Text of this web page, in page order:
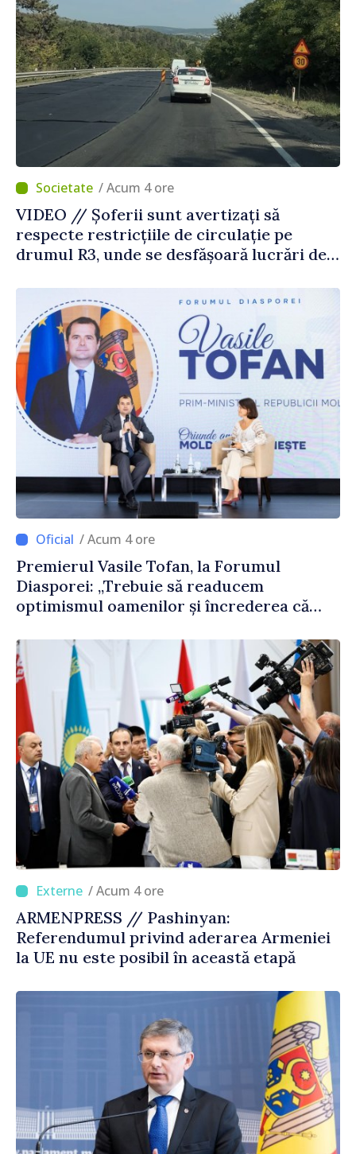
/ Acum 4 ore
VIDEO // Șoferii sunt avertizați să
respecte restricțiile de circulație pe
drumul R3, unde se desfășoară lucrări de
/ Acum 4 ore
Premierul Vasile Tofan, la Forumul
Diasporei: „Trebuie să readucem
optimismul oamenilor și încrederea că
corectă”
/ Acum 4 ore
ARMENPRESS // Pashinyan:
Referendumul privind aderarea Armeniei
la UE nu este posibil în această etapă